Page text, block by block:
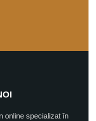
online specializat în